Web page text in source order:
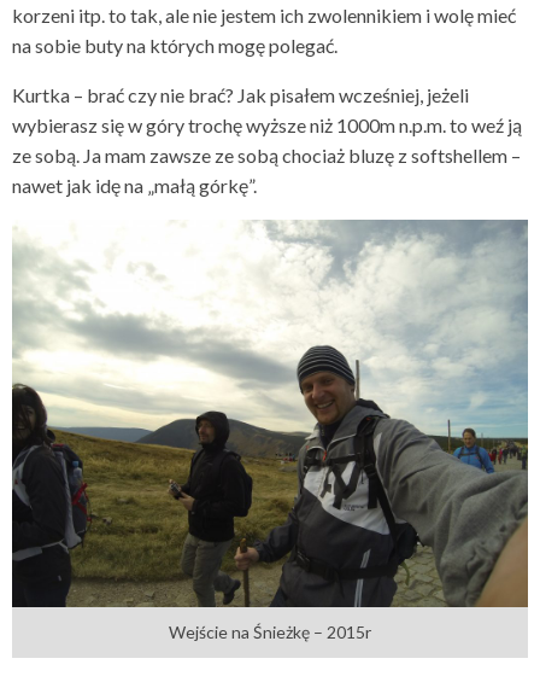
korzeni itp. to tak, ale nie jestem ich zwolennikiem i wolę mieć
na sobie buty na których mogę polegać.
Kurtka – brać czy nie brać? Jak pisałem wcześniej, jeżeli
wybierasz się w góry trochę wyższe niż 1000m n.p.m. to weź ją
ze sobą. Ja mam zawsze ze sobą chociaż bluzę z softshellem –
nawet jak idę na „małą górkę”.
Wejście na Śnieżkę – 2015r